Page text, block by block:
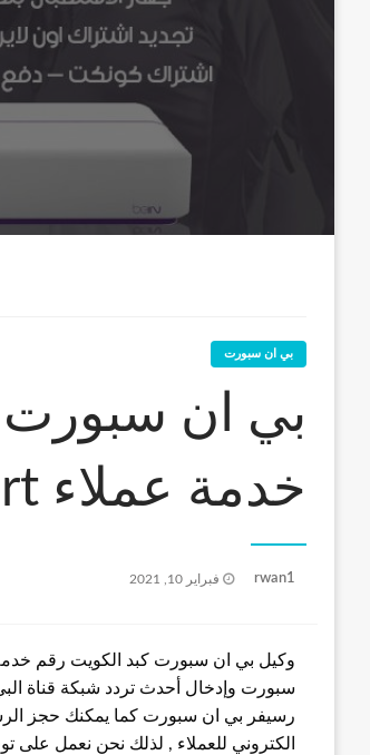
بي ان سبورت
خدمة عملاء bein sport الكويت
rwan1
نُشر
فبراير 10, 2021
سبورت وإدخال أحدث تردد شبكة قناة
رسيفر بي ان سبورت كما يمكنك حجز
الكتروني للعملاء , لذلك نحن نعمل على